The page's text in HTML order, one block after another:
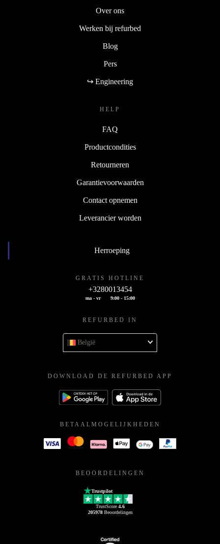
Over ons
Werken bij refurbed
Blog
Pers
↪ Engineering
HELP
FAQ
Productcondities
Retourneren
Garantievoorwaarden
Contact opnemen
Leverancier worden
Herroeping
GRATIS HOTLINE
+3280013454
ma - vr 9:00 - 15:00
REFURBED IN
België
DOWNLOAD DE REFURBED APP
BETAALMOGELIJKHEDEN
BEOORDELINGEN
Trustpilot
TrustScore 4.6
205978Beoordelingen